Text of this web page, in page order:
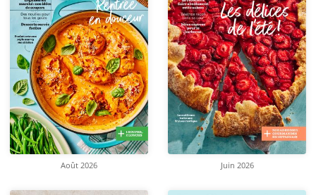
Août 2026 Juin 2026